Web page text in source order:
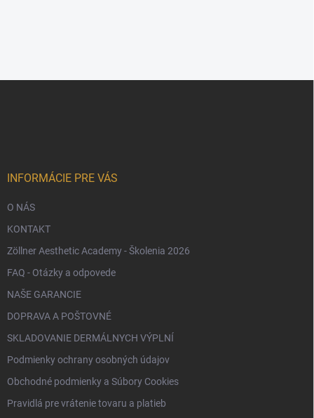
INFORMÁCIE PRE VÁS
O NÁS
KONTAKT
Zöllner Aesthetic Academy - Školenia 2026
FAQ - Otázky a odpovede
NAŠE GARANCIE
DOPRAVA A POŠTOVNÉ
SKLADOVANIE DERMÁLNYCH VÝPLNÍ
Podmienky ochrany osobných údajov
Obchodné podmienky a Súbory Cookies
Pravidlá pre vrátenie tovaru a platieb